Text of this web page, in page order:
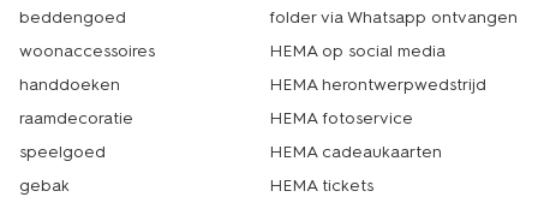
beddengoed
woonaccessoires
handdoeken
raamdecoratie
speelgoed
gebak
folder via Whatsapp ontvangen
HEMA op social media
HEMA herontwerpwedstrijd
HEMA fotoservice
HEMA cadeaukaarten
HEMA tickets